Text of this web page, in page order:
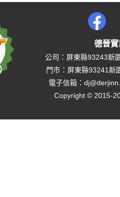
德晉
公司：屏東縣93243新
門市：屏東縣93241
電子信箱：
Copyright © 2015-